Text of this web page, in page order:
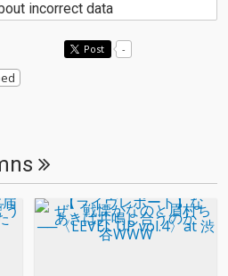
incorrect data
Post -